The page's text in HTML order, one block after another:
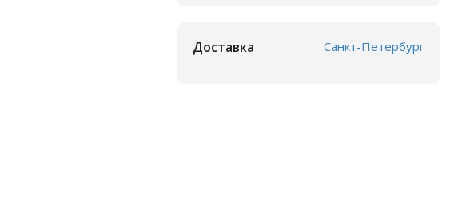
Доставка Санкт-Петербург